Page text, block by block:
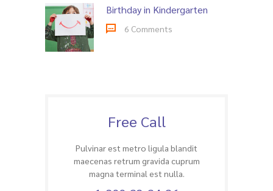
Birthday in Kindergarten
6 Comments
Free Call
Pulvinar est metro ligula blandit
maecenas retrum gravida cuprum
magna terminal est nulla.